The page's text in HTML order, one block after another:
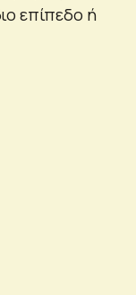
επίπεδο ή